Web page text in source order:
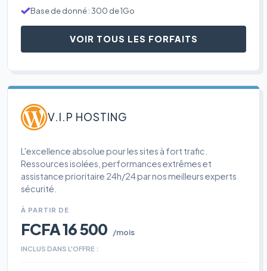
Base de donné : 300 de 1Go
VOIR TOUS LES FORFAITS
V.I.P HOSTING
L'excellence absolue pour les sites à fort trafic.
Ressources isolées, performances extrêmes et
assistance prioritaire 24h/24 par nos meilleurs experts
sécurité.
À PARTIR DE
FCFA 16 500 /mois
INCLUS DANS L'OFFRE :